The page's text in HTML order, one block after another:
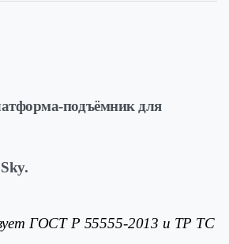
подъёмник для
ГОСТ Р 55555-2013 и ТР ТС